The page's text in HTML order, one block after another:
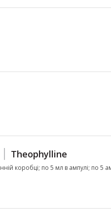
Theophylline
коробці; по 5 мл в ампулі; по 5